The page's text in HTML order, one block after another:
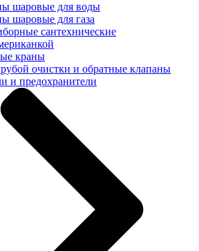
шаровые для воды
шаровые для газа
сантехнические
краны
очистки и обратные клапаны
и предохранители